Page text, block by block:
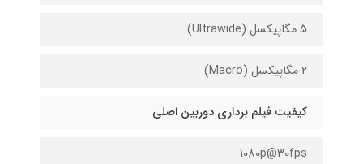
5 مگاپیکسل (Ultrawide)
2 مگاپیکسل (Macro)
کیفیت فیلم برداری دوربین اصلی
1080p@30fps